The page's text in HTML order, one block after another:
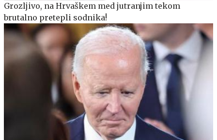
Grozljivo, na Hrvaškem med jutranjim tekom
brutalno pretepli sodnika!